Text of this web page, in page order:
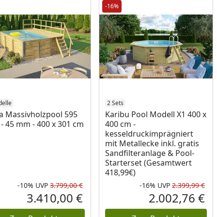
Preis
Massivholzpool 595
- 45 mm - 400 x 301 cm
Rabatt in Prozent
-10%
Ursprünglicher Preis
UVP 3.799,00 €
Aktueller Preis
3.410,00 €
-16%
2 Sets
Karibu Pool Modell X1 400 x
400 cm -
kesseldruckimprägniert
mit Metallecke inkl. gratis
Sandfilteranlage & Pool-
Starterset (Gesamtwert
418,99€)
-16% UVP 2.399,99 €
2.002,76 €